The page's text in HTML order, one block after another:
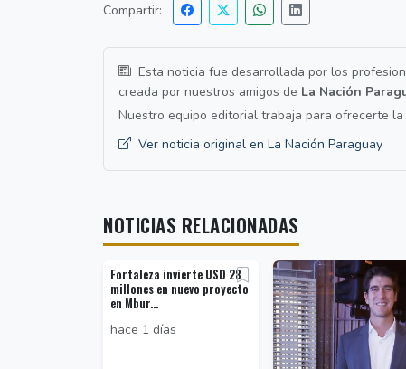
Compartir:
Esta noticia fue desarrollada por los
creada por nuestros amigos de La Nación
Nuestro equipo editorial trabaja para ofrecerte
Ver noticia original en La Nación Paraguay
NOTICIAS RELACIONADAS
Fortaleza invierte USD 28
millones en nuevo proyecto
en Mbur...
hace 1 días